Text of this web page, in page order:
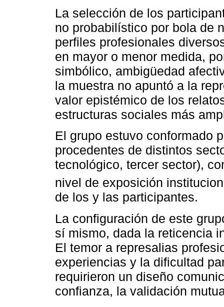
La selección de los
no probabilístico por bola de
perfiles profesionales
en mayor o menor medida,
simbólico, ambigüedad
la muestra no apuntó a la
valor epistémico de los
estructuras sociales más
El grupo estuvo conformado
procedentes de distintos
tecnológico, tercer sector),
nivel de exposición
de los y las participantes.
La configuración de este
sí mismo, dada la reticencia
El temor a represalias
experiencias y la dificultad
requirieron un diseño
confianza, la validación